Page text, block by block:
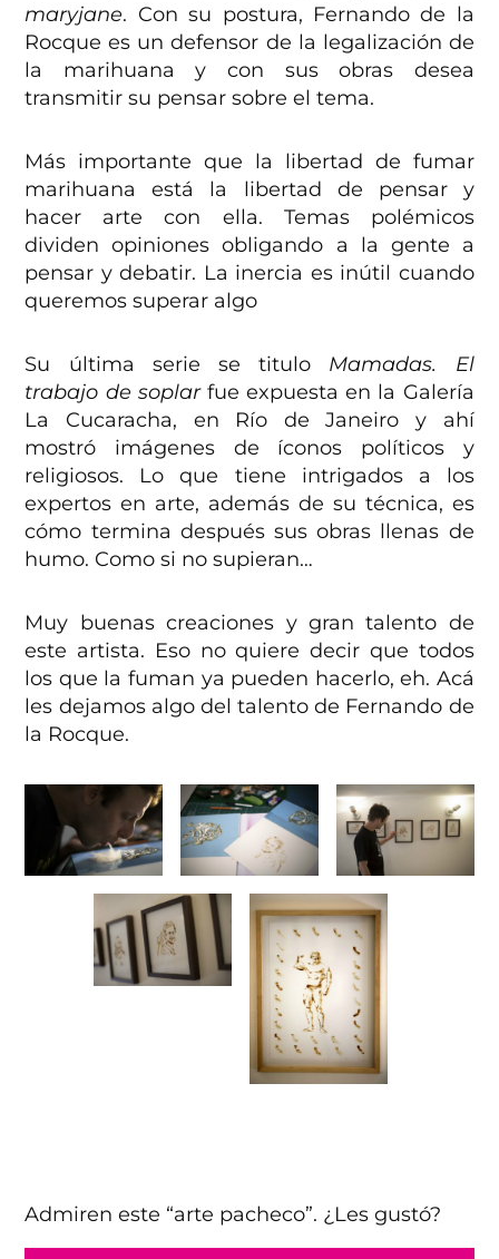
maryjane. Con su postura, Fernando de la
Rocque es un defensor de la legalización de
la marihuana y con sus obras desea
transmitir su pensar sobre el tema.
Más importante que la libertad de fumar
marihuana está la libertad de pensar y
hacer arte con ella. Temas polémicos
dividen opiniones obligando a la gente a
pensar y debatir. La inercia es inútil cuando
queremos superar algo
Su última serie se titulo Mamadas. El
trabajo de soplarfue expuesta en la Galería
La Cucaracha, en Río de Janeiro y ahí
mostró imágenes de íconos políticos y
religiosos. Lo que tiene intrigados a los
expertos en arte, además de su técnica, es
cómo termina después sus obras llenas de
humo. Como si no supieran…
Muy buenas creaciones y gran talento de
este artista. Eso no quiere decir que todos
los que la fuman ya pueden hacerlo, eh. Acá
les dejamos algo del talento de Fernando de
la Rocque.
Admiren este “arte pacheco”. ¿Les gustó?